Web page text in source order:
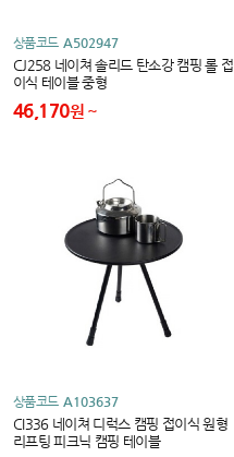
상품코드 A502947
CJ258 네이쳐 솔리드 탄소강 캠핑 롤 접
이식 테이블 중형
46,170원
상품코드 A103637
CI336 네이쳐 디럭스 캠핑 접이식 원형
리프팅 피크닉 캠핑 테이블